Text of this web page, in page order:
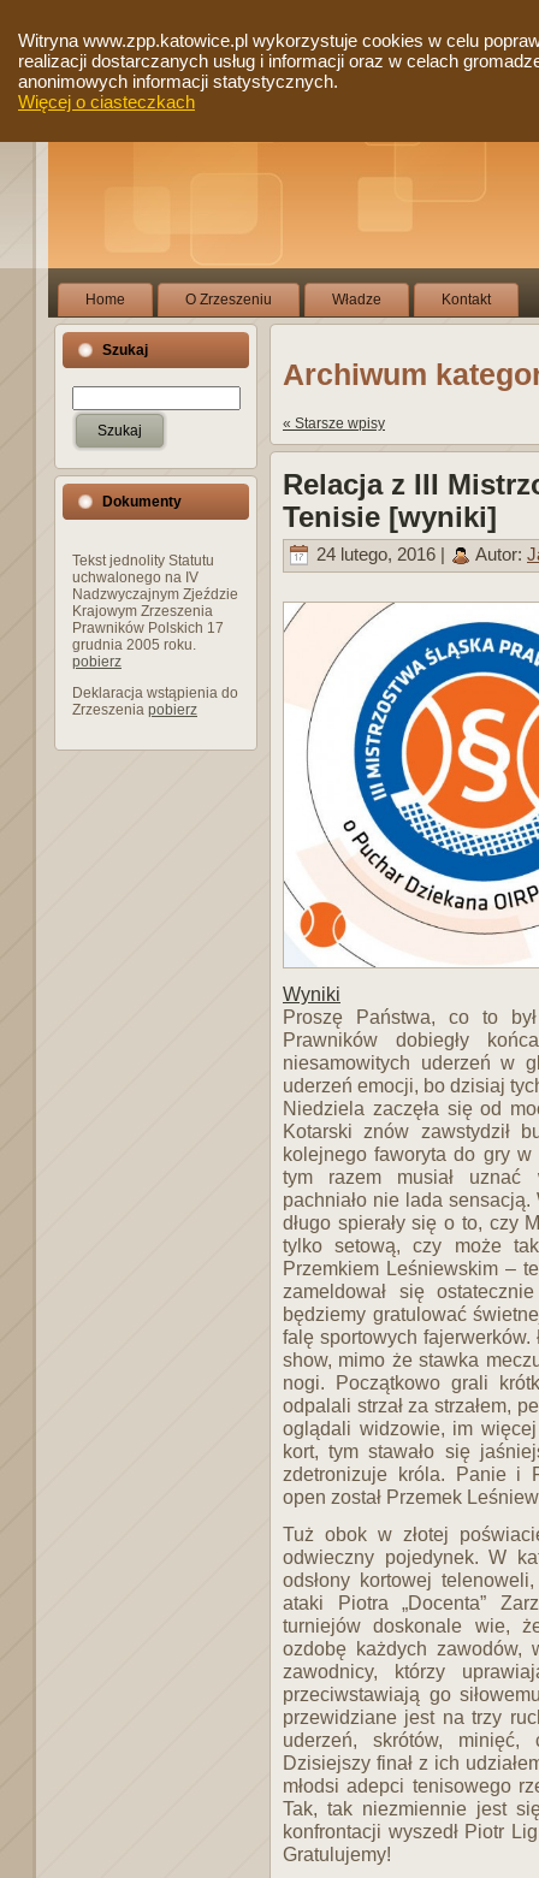
Home O Zrzeszeniu Władze Kontakt
Szukaj
Dokumenty
Tekst jednolity Statutu
uchwalonego na IV
Nadzwyczajnym Zjeździe
Krajowym Zrzeszenia
Prawników Polskich 17
grudnia 2005 roku.
pobierz
Deklaracja wstąpienia do
Zrzeszenia pobierz
Archiwum
« Starsze wpisy
Relacja z III
Tenisie [wyniki]
24 lutego, 2016 | Autor:
Wyniki
Proszę Państwa, co to
Prawników dobiegły
niesamowitych uderzeń w
uderzeń emocji, bo dzisiaj
Niedziela zaczęła się od
Kotarski znów zawstydził
kolejnego faworyta do gry w
tym razem musiał uznać
pachniało nie lada
długo spierały się o to, czy
tylko setową, czy może
Przemkiem Leśniewskim –
zameldował się
będziemy gratulować
falę sportowych
show, mimo że stawka
nogi. Początkowo grali
odpalali strzał za strzałem,
oglądali widzowie, im
kort, tym stawało się
zdetronizuje króla. Panie i
open został Przemek
Tuż obok w złotej
odwieczny pojedynek. W
odsłony kortowej
ataki Piotra „Docenta”
turniejów doskonale wie,
ozdobę każdych zawodów,
zawodnicy, którzy
przeciwstawiają go
przewidziane jest na trzy
uderzeń, skrótów,
Dzisiejszy finał z ich
młodsi adepci tenisowego
Tak, tak niezmiennie jest
konfrontacji wyszedł Piotr
Gratulujemy!
Witryna www.zpp.katowice.pl wykorzystuje cookies w celu
realizacji dostarczanych usług i informacji oraz w celach
anonimowych informacji statystycznych.
Więcej o ciasteczkach